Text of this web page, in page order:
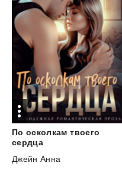
По осколкам твоего
сердца
Джейн Анна